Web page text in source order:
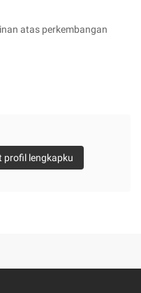
atas perkembangan
profil lengkapku